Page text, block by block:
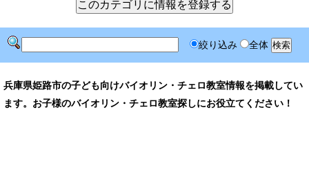
絞り込み 全体
兵庫県姫路市の子ども向けバイオリン・チェロ教室情報を掲載してい
ます。お子様のバイオリン・チェロ教室探しにお役立てください！